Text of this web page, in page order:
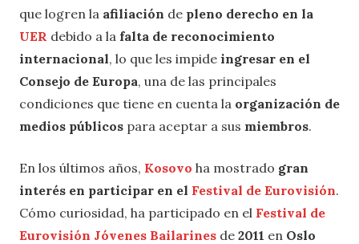
que logren la afiliación de pleno derecho en la
UER debido a la falta de reconocimiento
internacional, lo que les impide ingresar en el
Consejo de Europa, una de las principales
condiciones que tiene en cuenta la organización de
medios públicos para aceptar a sus miembros.
En los últimos años, Kosovo ha mostrado gran
interés en participar en el Festival de Eurovisión.
Cómo curiosidad, ha participado en el Festival de
Eurovisión Jóvenes Bailarines de 2011 en Oslo